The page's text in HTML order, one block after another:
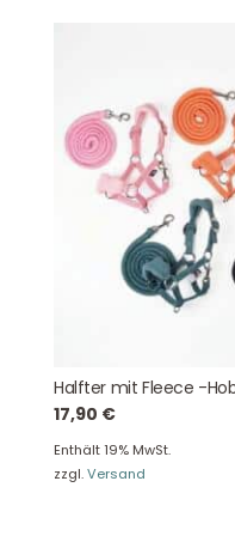
Halfter mit Fleece -
17,90 €
Enthält 19% MwSt.
zzgl.Versand
Der Spielzeug –
August-
E-Mail: